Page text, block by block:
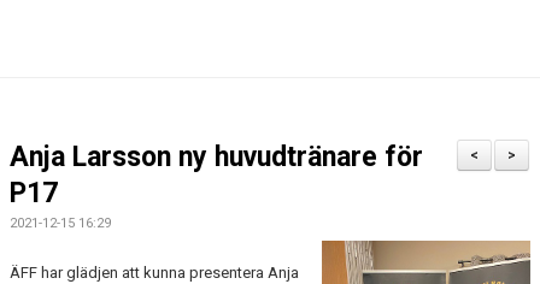
LÄNKAR
MEDLEMS OCH TRÄNINGSAVGIFTER
>
<
Anja Larsson ny huvudtränare för
P17
2021-12-15 16:29
ÄFF har glädjen att kunna presentera Anja